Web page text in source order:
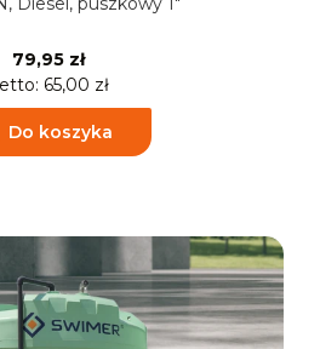
79,95 zł
65,00 zł
Do koszyka